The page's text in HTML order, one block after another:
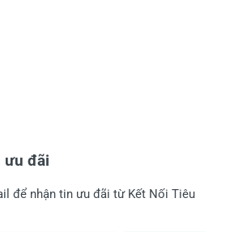
ưu đãi
để nhận tin ưu đãi từ Kết Nối Tiêu